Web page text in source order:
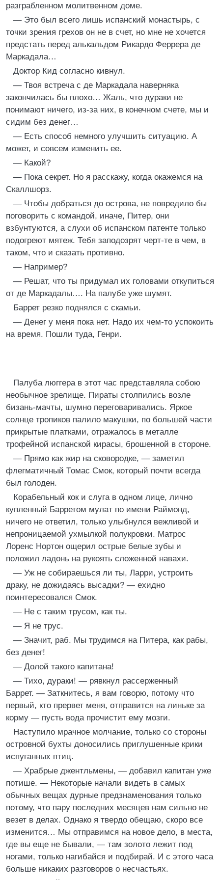
разграбленном молитвенном доме.
— Это был всего лишь испанский монастырь, с
точки зрения грехов он не в счет, но мне не хочется
предстать перед алькальдом Рикардо Феррера де
Маркадала…
Доктор Кид согласно кивнул.
— Твоя встреча с де Маркадала наверняка
закончилась бы плохо… Жаль, что дураки не
понимают ничего, из-за них, в конечном счете, мы и
сидим без денег…
— Есть способ немного улучшить ситуацию. А
может, и совсем изменить ее.
— Какой?
— Пока секрет. Но я расскажу, когда окажемся на
Скаллшорз.
— Чтобы добраться до острова, не повредило бы
поговорить с командой, иначе, Питер, они
взбунтуются, а слухи об испанском патенте только
подогреют мятеж. Тебя заподозрят черт-те в чем, в
таком, что и сказать противно.
— Например?
— Решат, что ты придумал их головами откупиться
от де Маркадалы…. На палубе уже шумят.
Баррет резко поднялся с скамьи.
— Денег у меня пока нет. Надо их чем-то успокоить
на время. Пошли туда, Генри.
Палуба люггера в этот час представляла собою
необычное зрелище. Пираты столпились возле
бизань-мачты, шумно переговаривались. Яркое
солнце тропиков палило макушки, по большей части
прикрытые платками, отражалось в металле
трофейной испанской кирасы, брошенной в стороне.
— Прямо как жир на сковородке, — заметил
флегматичный Томас Смок, который почти всегда
был голоден.
Корабельный кок и слуга в одном лице, лично
купленный Барретом мулат по имени Раймонд,
ничего не ответил, только улыбнулся вежливой и
непроницаемой ухмылкой полукровки. Матрос
Лоренс Нортон ощерил острые белые зубы и
положил ладонь на рукоять сложенной навахи.
— Уж не собираешься ли ты, Ларри, устроить
драку, не дожидаясь высадки? — ехидно
поинтересовался Смок.
— Не с таким трусом, как ты.
— Я не трус.
— Значит, раб. Мы трудимся на Питера, как рабы,
без денег!
— Долой такого капитана!
— Тихо, дураки! — рявкнул рассерженный
Баррет. — Заткнитесь, я вам говорю, потому что
первый, кто прервет меня, отправится на линьке за
корму — пусть вода прочистит ему мозги.
Наступило мрачное молчание, только со стороны
островной бухты доносились приглушенные крики
испуганных птиц.
— Храбрые джентльмены, — добавил капитан уже
потише. — Некоторые начали видеть в самых
обычных вещах дурные предзнаменования только
потому, что пару последних месяцев нам сильно не
везет в делах. Однако я твердо обещаю, скоро все
изменится… Мы отправимся на новое дело, в места,
где вы еще не бывали, — там золото лежит под
ногами, только нагибайся и подбирай. И с этого часа
больше никаких разговоров о несчастьях.